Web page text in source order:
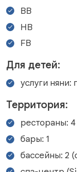
BB
HB
FB
Для детей:
услуги няни:
Территория:
рестораны: 4
бары: 1
бассейны: 2